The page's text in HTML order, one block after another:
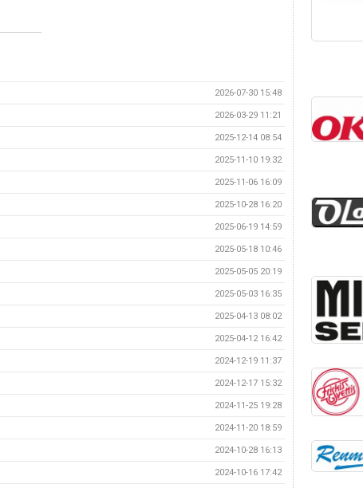
2026-07-30 15:48
2026-03-29 11:21
2025-12-14 08:54
2025-11-10 19:32
2025-11-06 16:09
2025-10-28 16:20
2025-06-19 14:59
2025-05-18 10:46
2025-05-05 20:19
2025-05-03 16:35
2025-04-13 08:02
2025-04-12 16:42
2024-12-19 11:37
2024-12-17 15:32
2024-11-25 19:28
2024-11-20 18:59
2024-10-28 16:13
2024-10-16 17:42